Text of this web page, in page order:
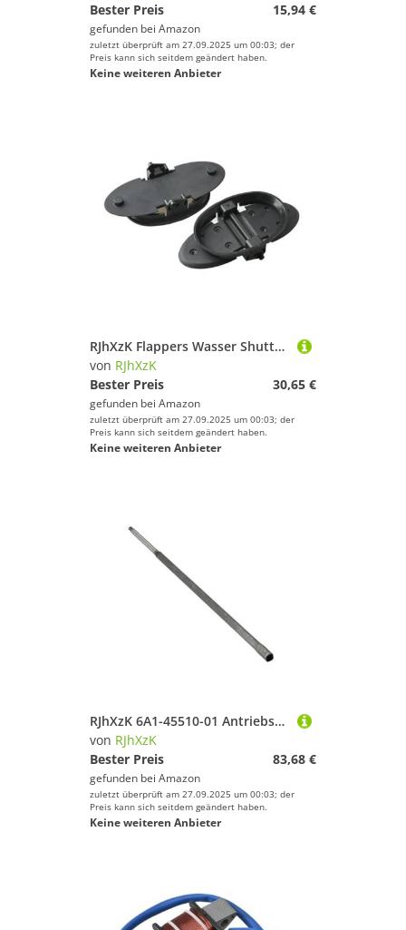
Bester Preis
15,94 €
gefunden bei Amazon
zuletzt überprüft am 27.09.2025 um 00:03; der
Preis kann sich seitdem geändert haben.
Keine weiteren Anbieter
RJhXzK Flappers Wasser Shutter Kit 807166A3 Fit for M-rCruiser Stern Drive 3,6 L/4,2 L/4,3 L/5,0 L/5,7 L/7,4 L 14348A2 14348A1 14348
von RJhXzK
Bester Preis
30,65 €
gefunden bei Amazon
zuletzt überprüft am 27.09.2025 um 00:03; der
Preis kann sich seitdem geändert haben.
Keine weiteren Anbieter
RJhXzK 6A1-45510-01 Antriebswelle, kurz, passend for Ymh usw. Bootsmotor, 2 PS, 2 T, 6A1-45510, 6A1-45510-00, Zubehör, ersetzt Teile
von RJhXzK
Bester Preis
83,68 €
gefunden bei Amazon
zuletzt überprüft am 27.09.2025 um 00:03; der
Preis kann sich seitdem geändert haben.
Keine weiteren Anbieter